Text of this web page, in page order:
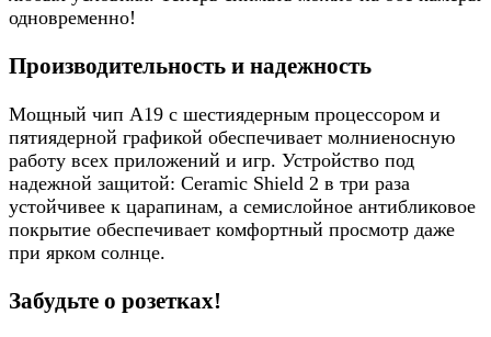
одновременно!
Производительность и надежность
Мощный чип A19 с шестиядерным процессором и
пятиядерной графикой обеспечивает молниеносную
работу всех приложений и игр. Устройство под
надежной защитой: Ceramic Shield 2 в три раза
устойчивее к царапинам, а семислойное антибликовое
покрытие обеспечивает комфортный просмотр даже
при ярком солнце.
Забудьте о розетках!